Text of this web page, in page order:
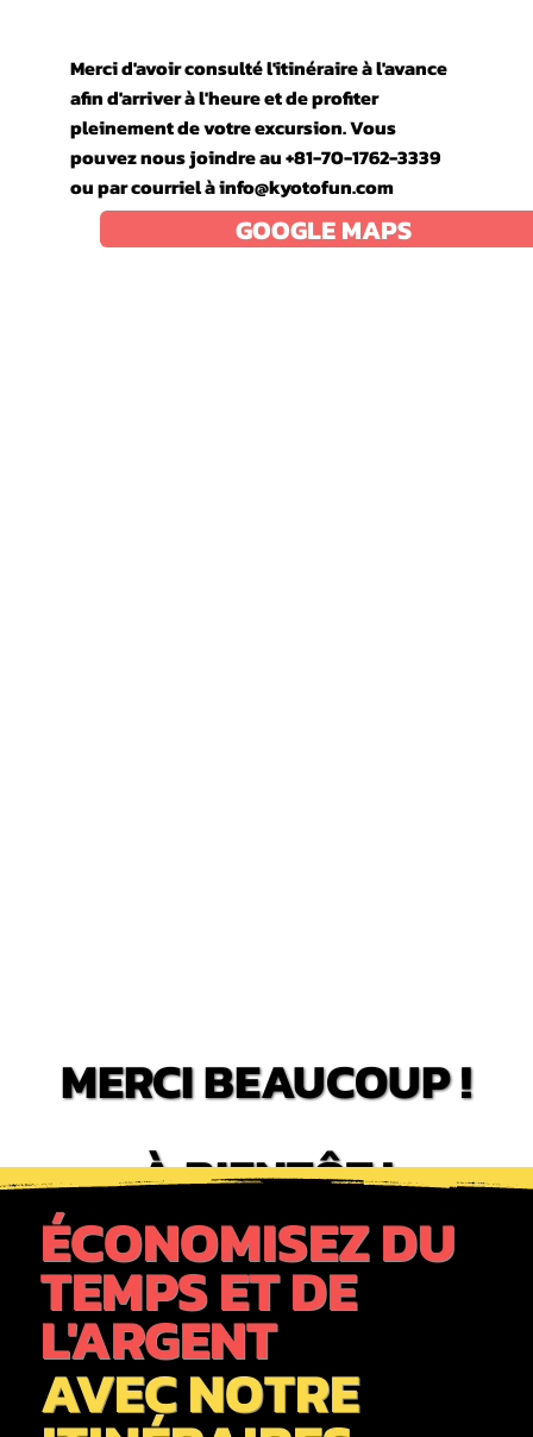
Merci d'avoir consulté l'itinéraire à l'avance
afin d'arriver à l'heure et de profiter
pleinement de votre excursion. Vous
pouvez nous joindre au +81-70-1762-3339
ou par courriel àinfo@kyotofun.com
GOOGLE MAPS
MERCI BEAUCOUP !
À BIENTÔT !
MERCI BEAUCOUP !
À BIENTÔT !
ÉCONOMISEZ DU
TEMPS ET DE
L'ARGENT
AVEC NOTRE